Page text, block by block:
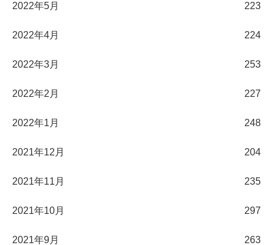
2022年5月 223
2022年4月 224
2022年3月 253
2022年2月 227
2022年1月 248
2021年12月 204
2021年11月 235
2021年10月 297
2021年9月 263